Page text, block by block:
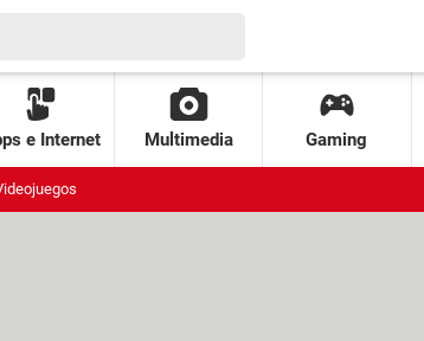
e Internet Multimedia Gaming